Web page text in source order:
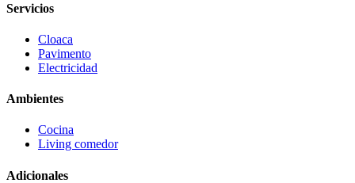
Servicios
Cloaca
Pavimento
Electricidad
Ambientes
Cocina
Living comedor
Adicionales